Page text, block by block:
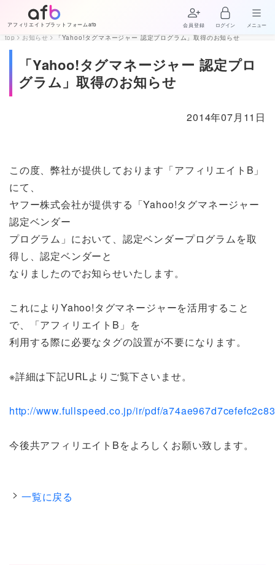
アフィリエイトプラットフォームafb 会員登録 ログイン メニュー
top お知らせ 「Yahoo!タグマネージャー 認定プログラム」取得のお知らせ
「Yahoo!タグマネージャー 認定プロ
グラム」取得のお知らせ
2014年07月11日
この度、弊社が提供しております「アフィリエイトB」
にて、
ヤフー株式会社が提供する「Yahoo!タグマネージャー
認定ベンダー
プログラム」において、認定ベンダープログラムを取
得し、認定ベンダーと
なりましたのでお知らせいたします。
これによりYahoo!タグマネージャーを活用すること
で、「アフィリエイトB」を
利用する際に必要なタグの設置が不要になります。
※詳細は下記URLよりご覧下さいませ。
http://www.fullspeed.co.jp/ir/pdf/
今後共アフィリエイトBをよろしくお願い致します。
一覧に戻る